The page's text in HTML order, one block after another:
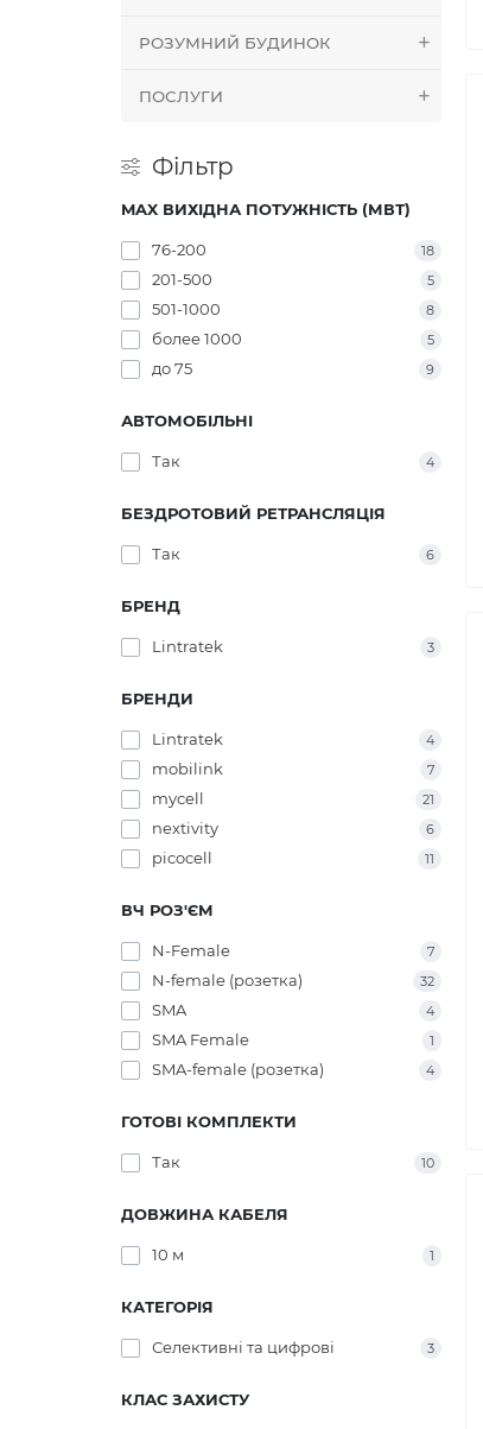
РОЗУМНИЙ БУДИНОК
ПОСЛУГИ
Фільтр
MAX ВИХІДНА ПОТУЖНІСТЬ (МВТ)
76-200 18
201-500 5
501-1000 8
более 1000 5
до 75 9
АВТОМОБІЛЬНІ
Так 4
БЕЗДРОТОВИЙ РЕТРАНСЛЯЦІЯ
Так 6
БРЕНД
Lintratek 3
БРЕНДИ
Lintratek 4
mobilink 7
mycell 21
nextivity 6
picocell 11
ВЧ РОЗ'ЄМ
N-Female 7
N-female (розетка) 32
SMA 4
SMA Female 1
SMA-female (розетка) 4
ГОТОВІ КОМПЛЕКТИ
Так 10
ДОВЖИНА КАБЕЛЯ
10 м 1
КАТЕГОРІЯ
Селективні та цифрові 3
КЛАС ЗАХИСТУ